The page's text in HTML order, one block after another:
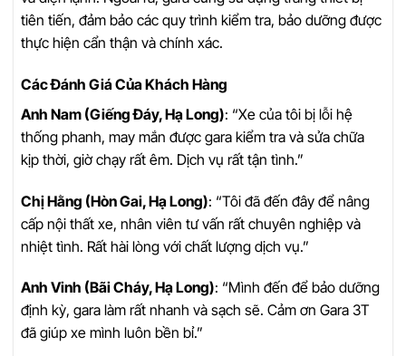
tiên tiến, đảm bảo các quy trình kiểm tra, bảo dưỡng được
thực hiện cẩn thận và chính xác.
Các Đánh Giá Của Khách Hàng
Anh Nam (Giếng Đáy, Hạ Long): “Xe của tôi bị lỗi hệ
thống phanh, may mắn được gara kiểm tra và sửa chữa
kịp thời, giờ chạy rất êm. Dịch vụ rất tận tình.”
Chị Hằng (Hòn Gai, Hạ Long): “Tôi đã đến đây để nâng
cấp nội thất xe, nhân viên tư vấn rất chuyên nghiệp và
nhiệt tình. Rất hài lòng với chất lượng dịch vụ.”
Anh Vinh (Bãi Cháy, Hạ Long): “Mình đến để bảo dưỡng
định kỳ, gara làm rất nhanh và sạch sẽ. Cảm ơn Gara 3T
đã giúp xe mình luôn bền bỉ.”